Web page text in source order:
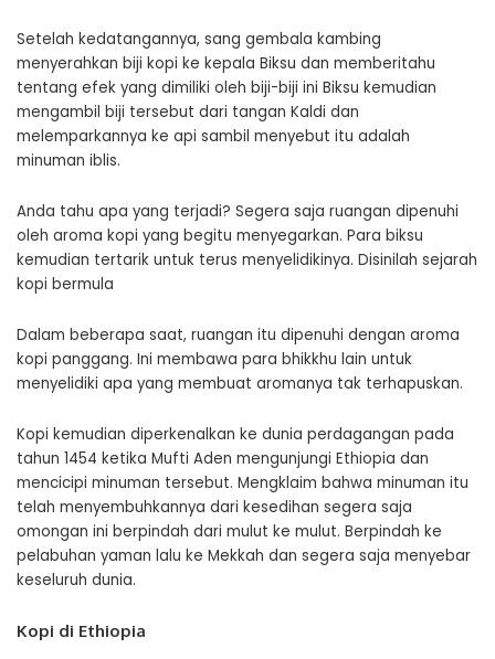
Setelah kedatangannya, sang gembala kambing
menyerahkan biji kopi ke kepala Biksu dan memberitahu
tentang efek yang dimiliki oleh biji-biji ini Biksu kemudian
mengambil biji tersebut dari tangan Kaldi dan
melemparkannya ke api sambil menyebut itu adalah
minuman iblis.
Anda tahu apa yang terjadi? Segera saja ruangan dipenuhi
oleh aroma kopi yang begitu menyegarkan. Para biksu
kemudian tertarik untuk terus menyelidikinya. Disinilah sejarah
kopi bermula
Dalam beberapa saat, ruangan itu dipenuhi dengan aroma
kopi panggang. Ini membawa para bhikkhu lain untuk
menyelidiki apa yang membuat aromanya tak terhapuskan.
Kopi kemudian diperkenalkan ke dunia perdagangan pada
tahun 1454 ketika Mufti Aden mengunjungi Ethiopia dan
mencicipi minuman tersebut. Mengklaim bahwa minuman itu
telah menyembuhkannya dari kesedihan segera saja
omongan ini berpindah dari mulut ke mulut. Berpindah ke
pelabuhan yaman lalu ke Mekkah dan segera saja menyebar
keseluruh dunia.
Kopi di Ethiopia